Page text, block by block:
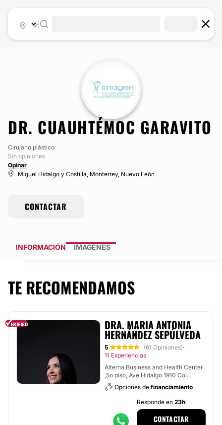
DR. CUAUHTÉMOC GARAVITO
Cirujano plástico
Sin opiniones
Opinar
Miguel Hidalgo y Costilla, Monterrey, Nuevo León
CONTACTAR
INFORMACIÓN IMÁGENES
TE RECOMENDAMOS
DRA. MARIA ANTONIA
HERNÁNDEZ SEPÚLVEDA
5 (61 Opiniones)·
11 Experiencias
Alterna Business and Health Center
,5o piso, Ave Hidalgo 1910 Col
obispado,, Monterrey
Opciones de financiamiento
Responde en 23h
CONTACTAR